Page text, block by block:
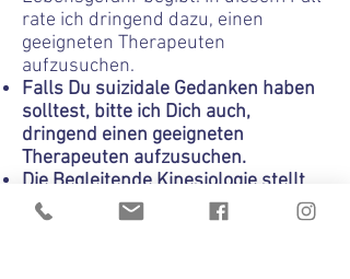
rate ich dringend dazu, einen
geeigneten Therapeuten
aufzusuchen.​
Falls Du suizidale Gedanken haben
solltest, bitte ich Dich auch,
dringend einen geeigneten
Therapeuten aufzusuchen.
Die Begleitende Kinesiologie stellt
keine Heilkunde dar
und ist kein
ausreichender Ersatz für